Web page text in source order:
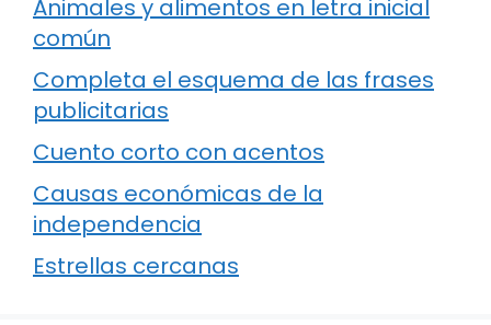
Animales y alimentos en letra inicial
común
Completa el esquema de las frases
publicitarias
Cuento corto con acentos
Causas económicas de la
independencia
Estrellas cercanas